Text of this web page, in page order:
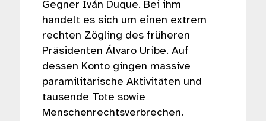
Gegner Iván Duque. Bei ihm
handelt es sich um einen extrem
rechten Zögling des früheren
Präsidenten Álvaro Uribe. Auf
dessen Konto gingen massive
paramilitärische Aktivitäten und
tausende Tote sowie
Menschenrechtsverbrechen.